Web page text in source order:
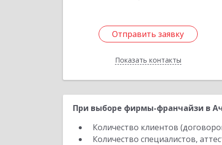
Отправить заявку
Показать контакты
Отправить заявку
Назад
При выборе фирмы-франчайзи в
Количество клиентов
Количество специалистов,